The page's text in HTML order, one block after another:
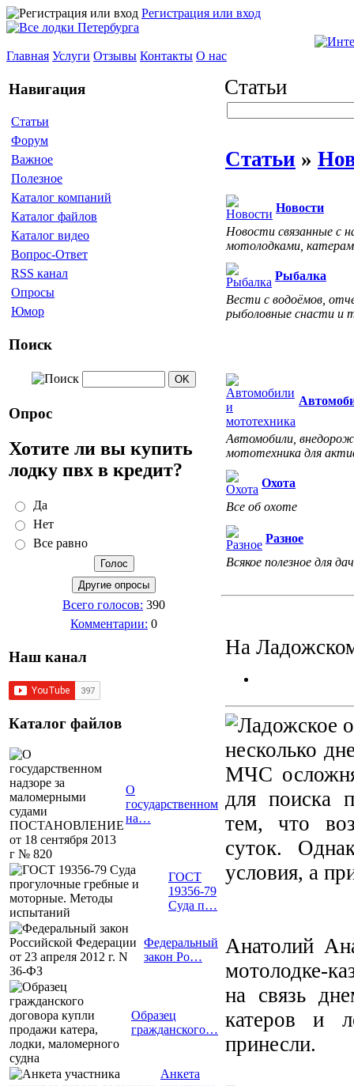
Регистрация или вход
Главная Услуги Отзывы Контакты О нас
Навигация
Статьи
Форум
Важное
Полезное
Каталог компаний
Каталог файлов
Каталог видео
Вопрос-Ответ
RSS канал
Опросы
Юмор
Поиск
Опрос
Хотите ли вы купить
лодку пвх в кредит?
Да
Нет
Все равно
Всего голосов: 390
Комментарии: 0
Наш канал
Каталог файлов
О
государственном
на…
ГОСТ
19356-79
Суда п…
Федеральный
закон Ро…
Образец
гражданского…
Анкета
Статьи
Статьи »
Новости
Новости связанные с
мотолодками,
Рыбалка
Вести с водоёмов,
рыболовные снасти и
Автомобили,
мототехника для
Охота
Все об охоте
Разное
Всякое полезное для
На
несколько
МЧС
для поиска
тем, что
суток.
условия, а
Анатолий
мотолодке-
на связь
катеров и
принесли.